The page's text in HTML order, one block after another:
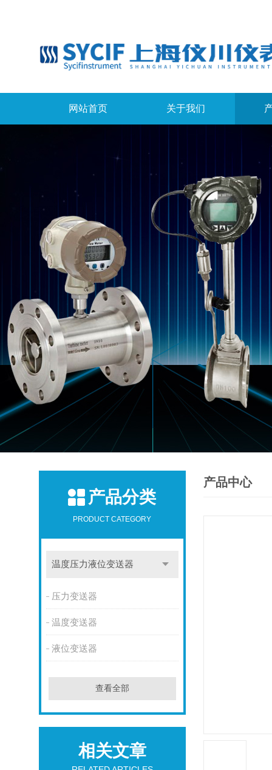
网站首页 关于我们
产品分类
PRODUCT CATEGORY
温度压力液位变送器
压力变送器
温度变送器
液位变送器
查看全部
相关文章
产品中心